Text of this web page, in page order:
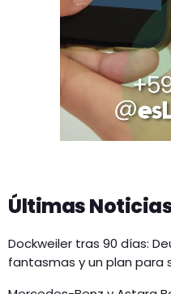
Últimas
Dockweiler tras 90 días:
fantasmas y un plan para